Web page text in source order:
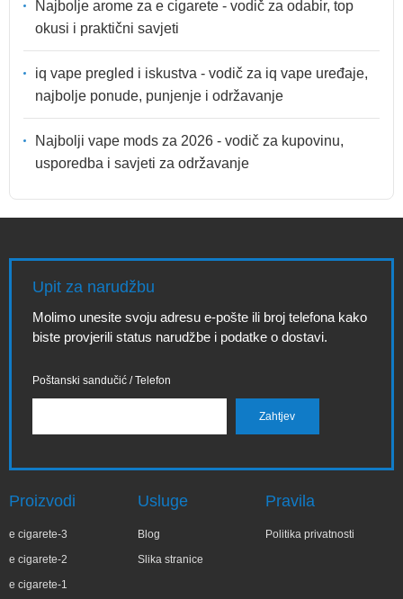
Najbolje arome za e cigarete - vodič za odabir, top
okusi i praktični savjeti
iq vape pregled i iskustva - vodič za iq vape uređaje,
najbolje ponude, punjenje i održavanje
Najbolji vape mods za 2026 - vodič za kupovinu,
usporedba i savjeti za održavanje
Upit za narudžbu
Molimo unesite svoju adresu e-pošte ili broj telefona kako
biste provjerili status narudžbe i podatke o dostavi.
Poštanski sandučić / Telefon
Proizvodi
e cigarete-3
e cigarete-2
e cigarete-1
Usluge
Blog
Slika stranice
Pravila
Politika privatnosti